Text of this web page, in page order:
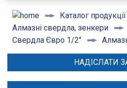
Каталог продукції
Алмазні свердла, зенкери
Свердла Євро 1/2"
НАДІСЛАТИ